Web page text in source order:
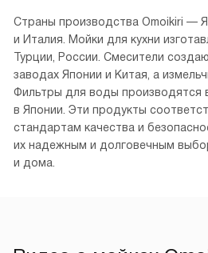
Страны производства Omoikiri —
и Италия. Мойки для кухни
Турции, России. Смесители
заводах Японии и Китая, а
Фильтры для воды производятся
в Японии. Эти продукты
стандартам качества и
их надежным и долговечным
и дома.